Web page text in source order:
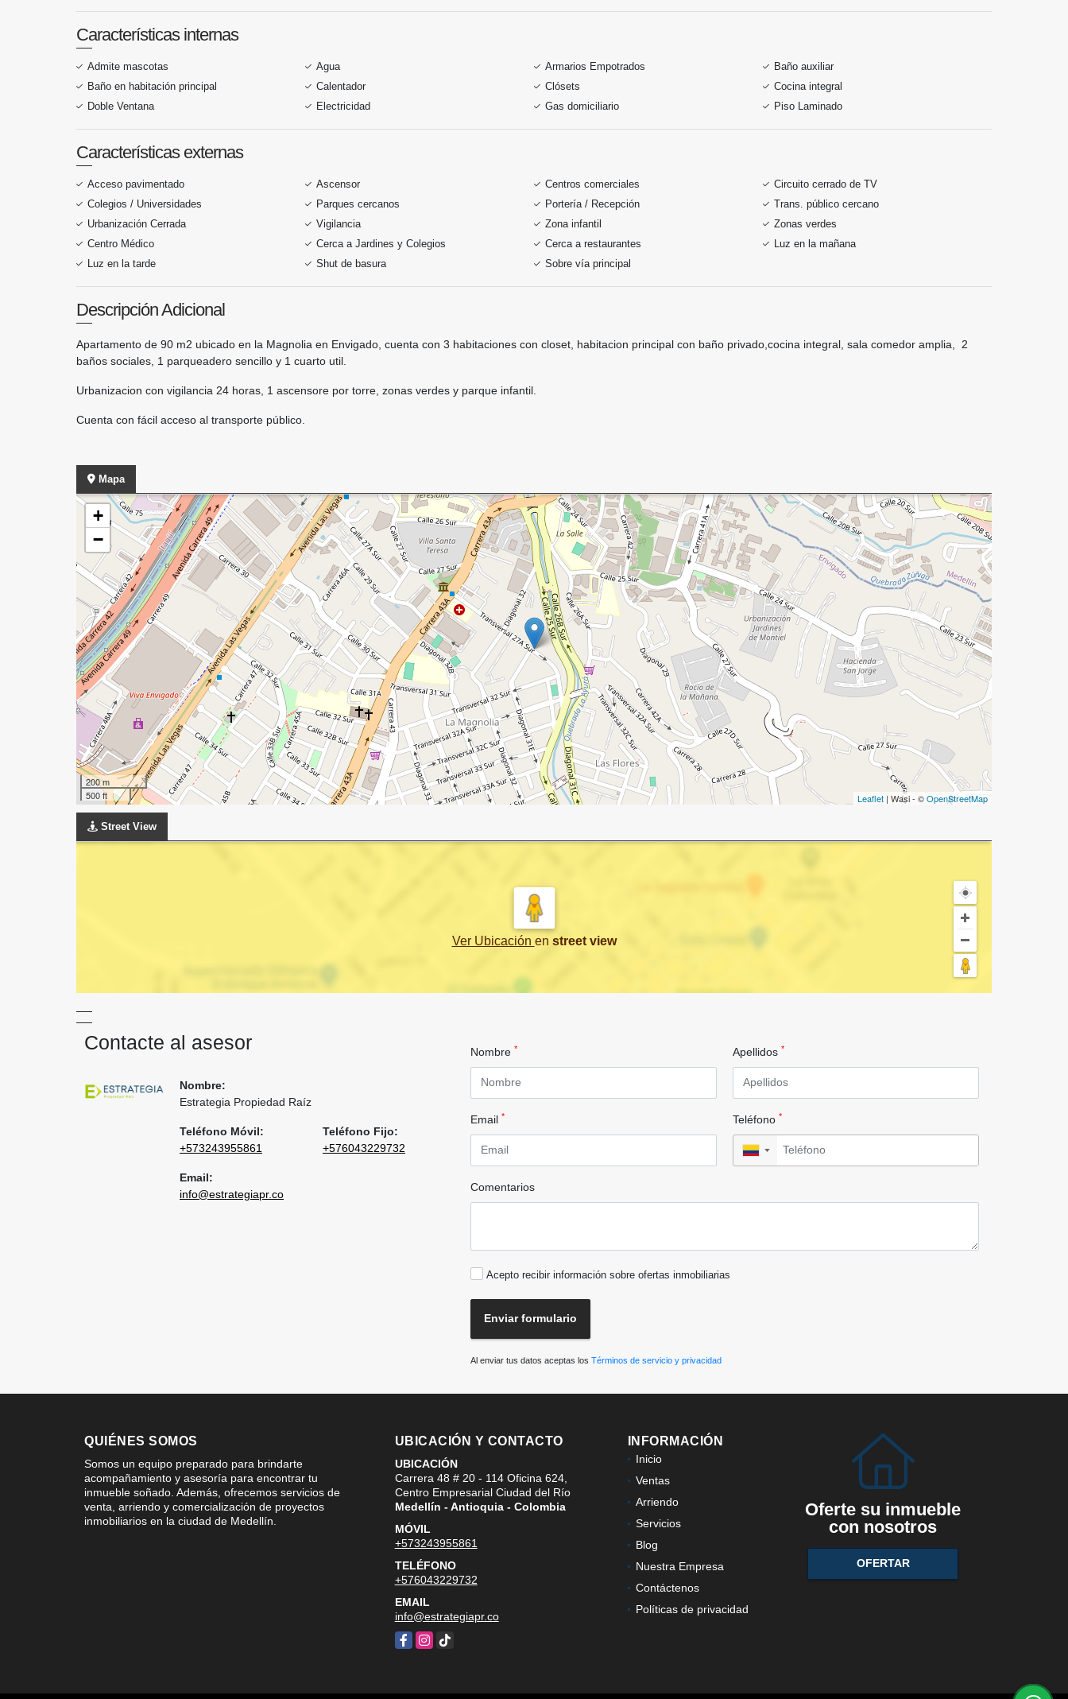
Características internas
Admite mascotas Agua Armarios Empotrados
Baño auxiliar
Baño en habitación principal
Calentador Clósets
Cocina integral
Doble Ventana
Electricidad Gas domiciliario Piso Laminado
Características externas
Acceso pavimentado Ascensor Centros comerciales
Circuito cerrado de TV
Colegios / Universidades
Parques cercanos Portería / Recepción
Trans. público cercano
Urbanización Cerrada
Vigilancia Zona infantil
Zonas verdes
Centro Médico
Cerca a Jardines y Colegios Cerca a restaurantes
Luz en la mañana
Luz en la tarde
Shut de basura Sobre vía principal
Descripción Adicional
Apartamento de 90 m2 ubicado en la Magnolia en Envigado, cuenta con 3 habitaciones con closet, habitacion principal con baño privado,cocina integral, sala comedor amplia, 2
baños sociales, 1 parqueadero sencillo y 1 cuarto util.
Urbanizacion con vigilancia 24 horas, 1 ascensore por torre, zonas verdes y parque infantil.
Cuenta con fácil acceso al transporte público.
Mapa
+
−
200 m
500 ft
Leaflet | Wasi - ©OpenStreetMap
Street View
Ver Ubicación en street view
Contacte al asesor
Nombre:
Estrategia Propiedad Raíz
Teléfono Móvil:
+573243955861
Teléfono Fijo:
+576043229732
Email:
info@estrategiapr.co
Nombre * Apellidos *
Email * Teléfono *
▼
Comentarios
Acepto recibir información sobre ofertas inmobiliarias
Enviar formulario
Al enviar tus datos aceptas los Términos de servicio y privacidad
QUIÉNES SOMOS
Somos un equipo preparado para brindarte
acompañamiento y asesoría para encontrar tu
inmueble soñado. Además, ofrecemos servicios de
venta, arriendo y comercialización de proyectos
inmobiliarios en la ciudad de Medellín.
UBICACIÓN Y CONTACTO
UBICACIÓN
Carrera 48 # 20 - 114 Oficina 624,
Centro Empresarial Ciudad del Río
Medellín - Antioquia - Colombia
MÓVIL
+573243955861
TELÉFONO
+576043229732
EMAIL
info@estrategiapr.co
Facebook
Instagram
TikTok
INFORMACIÓN
Inicio
Ventas
Arriendo
Servicios
Blog
Nuestra Empresa
Contáctenos
Políticas de privacidad
Oferte su inmueble
con nosotros
OFERTAR